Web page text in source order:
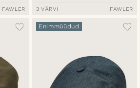
FAWLER 3 VÄRVI FAWLER
Enimmüüdud